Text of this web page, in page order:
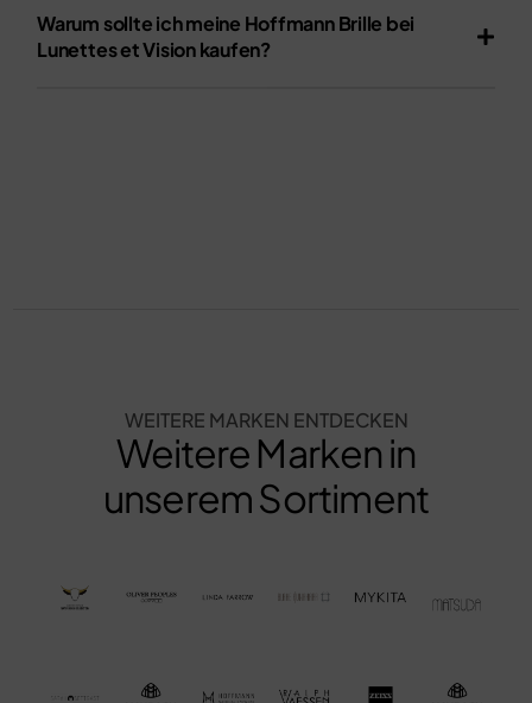
Warum sollte ich meine Hoffmann Brille bei
Lunettes et Vision kaufen?
WEITERE MARKEN ENTDECKEN
Weitere Marken in
unserem Sortiment